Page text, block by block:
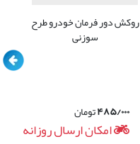
روکش دور فرمان خودرو طرح
سوزنی
۴۸۵/۰۰۰تومان
امکان ارسال روزانه